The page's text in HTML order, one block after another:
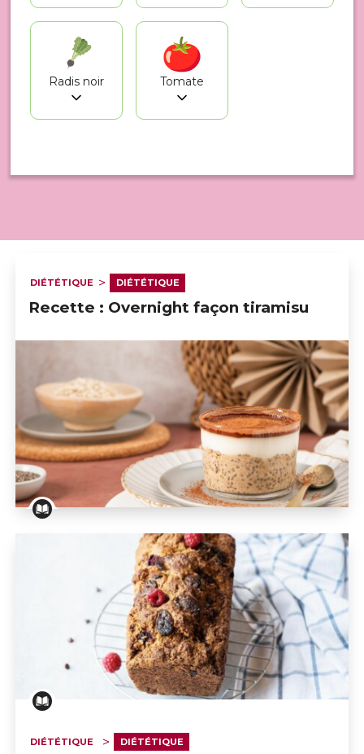
Radis noir Tomate
DIÉTÉTIQUE DIÉTÉTIQUE
Recette : Overnight façon tiramisu
Recette : Overnight façon tiramisu
DIÉTÉTIQUE DIÉTÉTIQUE